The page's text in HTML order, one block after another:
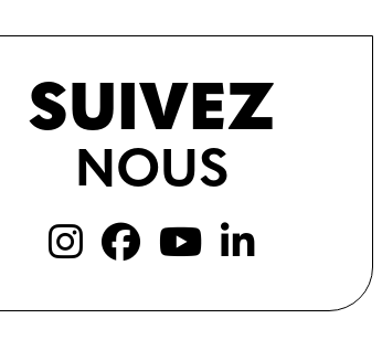
SUIVEZ
NOUS